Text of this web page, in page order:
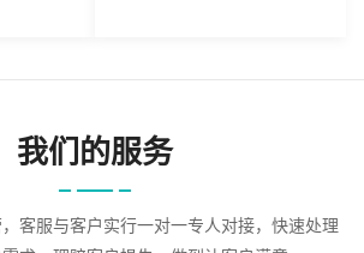
我们的服务
客服与客户实行一对一专人对接，快速处理